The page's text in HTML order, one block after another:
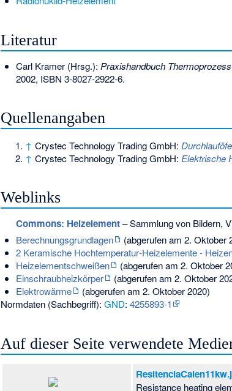
Literatur
Carl Kramer (Hrsg.): Praxishandbuch
2002, ISBN 3-8027-2922-6.
Quellenangaben
↑ Crystec Technology Trading GmbH:
↑ Crystec Technology Trading GmbH: Elektrische
Weblinks
Commons: Heizelement– Sammlung von Bildern,
Berechnungsgrundlagen
(abgerufen am 2. Oktober
2 Keramische Hochtemperatur‐Heizelemente ‐
Heizelementschweißen
(abgerufen am 2. Oktober
Einschraubheizkörper
(abgerufen am 2. Oktober
Elektrowärme
(abgerufen am 2. Oktober 2020)
Normdaten (Sachbegriff):GND:4255893-1
Auf dieser Seite verwendete
Resistance heating